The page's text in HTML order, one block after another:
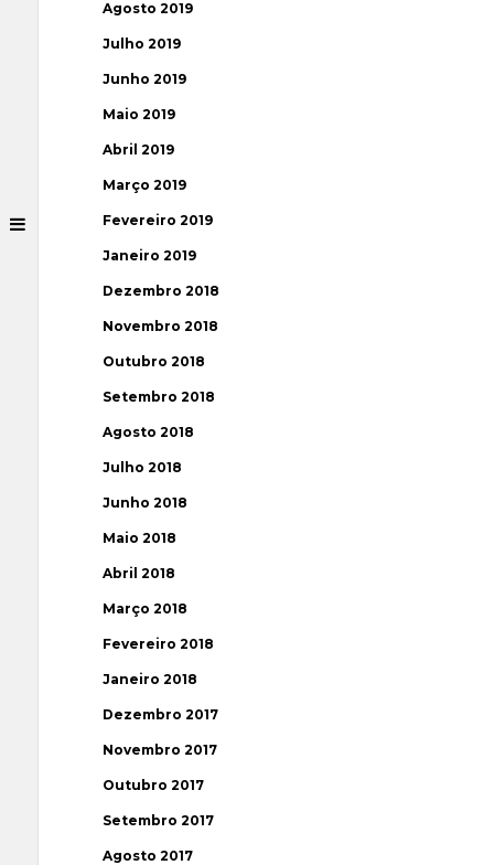
Agosto 2019
Julho 2019
Junho 2019
Maio 2019
Abril 2019
Março 2019
Fevereiro 2019
Janeiro 2019
Dezembro 2018
Novembro 2018
Outubro 2018
Setembro 2018
Agosto 2018
Julho 2018
Junho 2018
Maio 2018
Abril 2018
Março 2018
Fevereiro 2018
Janeiro 2018
Dezembro 2017
Novembro 2017
Outubro 2017
Setembro 2017
Agosto 2017